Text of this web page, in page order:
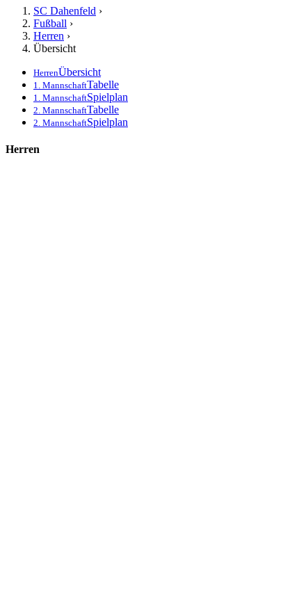
SC Dahenfeld ›
Fußball ›
Herren ›
Übersicht
HerrenÜbersicht
1. MannschaftTabelle
1. MannschaftSpielplan
2. MannschaftTabelle
2. MannschaftSpielplan
Herren